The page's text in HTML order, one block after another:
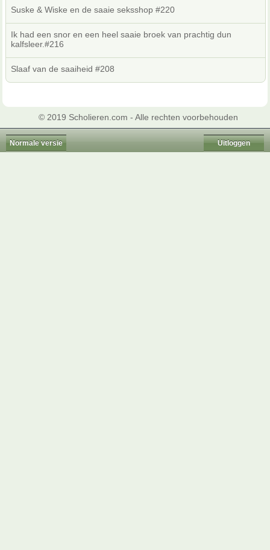
Suske & Wiske en de saaie seksshop #220
Ik had een snor en een heel saaie broek van prachtig dun
kalfsleer.#216
Slaaf van de saaiheid #208
© 2019 Scholieren.com - Alle rechten voorbehouden
Normale versie Uitloggen